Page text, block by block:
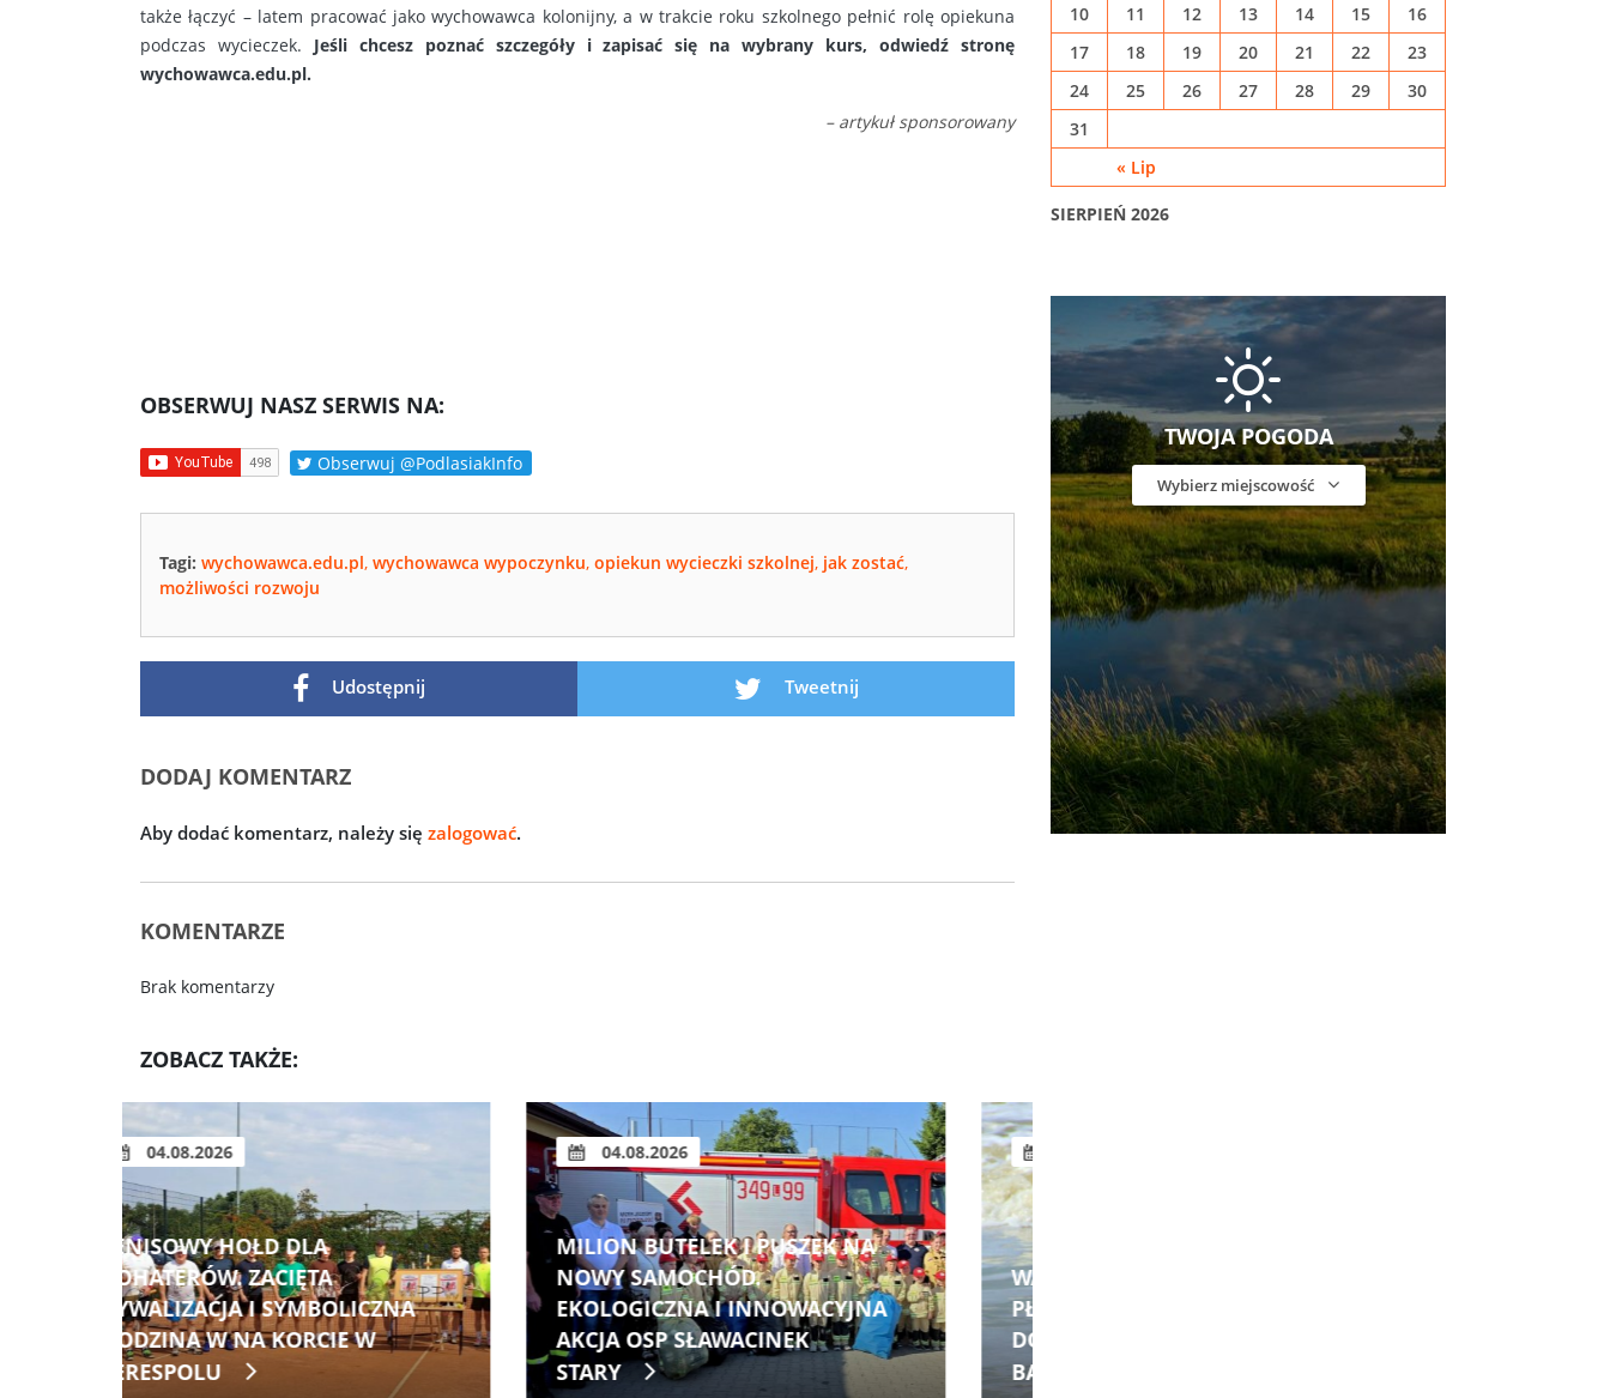
także łączyć – latem pracować jako wychowawca kolonijny, a w trakcie roku szkolnego pełnić rolę opiekuna
podczas wycieczek. Jeśli chcesz poznać szczegóły i zapisać się na wybrany kurs, odwiedź stronę
wychowawca.edu.pl.
– artykuł sponsorowany
OBSERWUJ NASZ SERWIS NA:
Obserwuj @PodlasiakInfo
Tagi: wychowawca.edu.pl, wychowawca wypoczynku, opiekun wycieczki szkolnej, jak zostać,
możliwości rozwoju
Udostępnij Tweetnij
DODAJ KOMENTARZ
Aby dodać komentarz, należy się zalogować.
KOMENTARZE
Brak komentarzy
ZOBACZ TAKŻE:
04.08.2026
MILION BUTELEK I PUSZEK NA
NOWY SAMOCHÓD.
EKOLOGICZNA I INNOWACYJNA
AKCJA OSP SŁAWACINEK
STARY
04.08.2026
WAKACYJNY PARADOKS:
PŁACIMY ZDROWIEM ZA PRAWO
DO ODPOCZYNKU. WYNIKI
BADANIA
SIERPIEŃ 2026
« Lip
10
11 12 13 14 15
16
17
18 19 20 21 22
23
24
25 26 27 28 29
30
31
TWOJA POGODA
Wybierz miejscowość